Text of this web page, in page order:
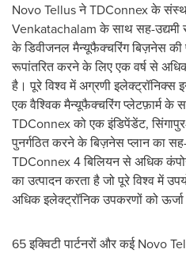
Novo Tellus ने TDConnex के
Venkatachalam के साथ सह-उद्यमी
के डिवीजनल मैन्यूफैक्चरिंग बिज़नेस
रूपांतरित करने के लिए एक वर्ष से
है। पूरे विश्व में अग्रणी इलेक्ट्रॉनिक्स
एक वैश्विक मैन्यूफैक्चरिंग प्लेटफ़ार्म के
TDConnex को एक इंडिपेंडेंट,
पुनर्गठित करने के बिज़नेस प्लान का
TDConnex 4 बिलियन से अधिक
का उत्पादन करता है जो पूरे विश्व में
अधिक इलेक्ट्रॉनिक उपकरणों को
65 इक्विटी पार्टनरों और कई Novo